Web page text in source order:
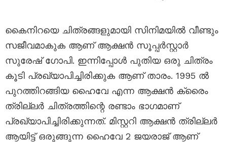
കൈനിറയെ ചിത്രങ്ങളുമായി സിനിമയിൽ വീണ്ടും
സജീവമാകുക ആണ് ആക്ഷൻ സൂപ്പർസ്റ്റാർ
സുരേഷ് ഗോപി. ഇന്നിപ്പോൾ പുതിയ ഒരു ചിത്രം
കൂടി പ്രഖ്യാപിച്ചിരിക്കുക ആണ് താരം. 1995 ൽ
പുറത്തിറങ്ങിയ ഹൈവേ എന്ന ആക്ഷൻ ക്രൈം
ത്രില്ലർ ചിത്രത്തിന്റെ രണ്ടാം ഭാഗമാണ്
പ്രഖ്യാപിച്ചിരിക്കുന്നത്. മിസ്റ്ററി ആക്ഷൻ ത്രില്ലർ
ആയിട്ട് ഒരുങ്ങുന്ന ഹൈവേ 2 ജയരാജ് ആണ്